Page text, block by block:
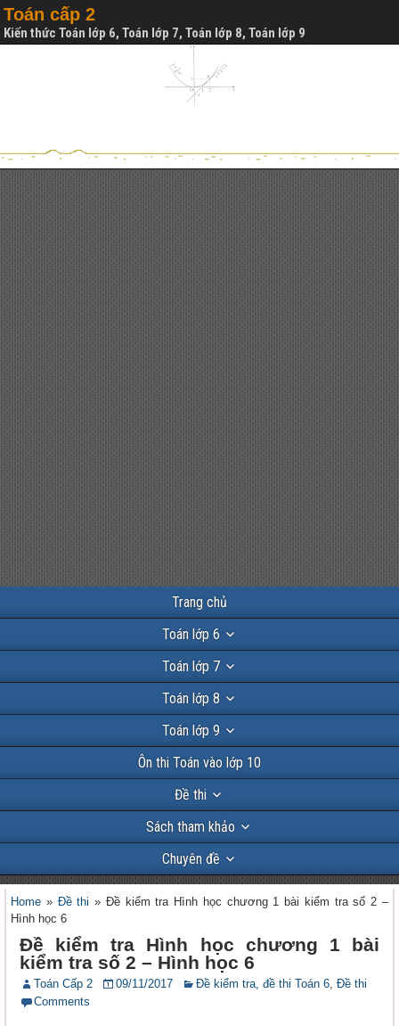
Toán cấp 2
Kiến thức Toán lớp 6, Toán lớp 7, Toán lớp 8, Toán lớp 9
Trang chủ
Toán lớp 6
Toán lớp 7
Toán lớp 8
Toán lớp 9
Ôn thi Toán vào lớp 10
Đề thi
Sách tham khảo
Chuyên đề
Home » Đề thi » Đề kiểm tra Hình học chương 1 bài kiểm tra số 2 –
Hình học 6
Đề kiểm tra Hình học chương 1 bài
kiểm tra số 2 – Hình học 6
Toán Cấp 2 09/11/2017 Đề kiểm tra, đề thi Toán 6, Đề thi
Comments